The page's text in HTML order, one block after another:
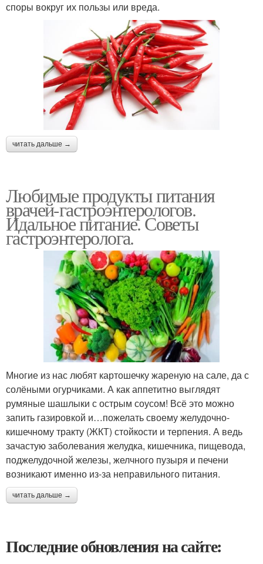
споры вокруг их пользы или вреда.
читать дальше →
Любимые продукты питания
врачей-гастроэнтерологов.
Идальное питание. Советы
гастроэнтеролога.
Многие из нас любят картошечку жареную на сале, да с
солёными огурчиками. А как аппетитно выглядят
румяные шашлыки с острым соусом! Всё это можно
запить газировкой и…пожелать своему желудочно-
кишечному тракту (ЖКТ) стойкости и терпения. А ведь
зачастую заболевания желудка, кишечника, пищевода,
поджелудочной железы, желчного пузыря и печени
возникают именно из-за неправильного питания.
читать дальше →
Последние обновления на сайте: